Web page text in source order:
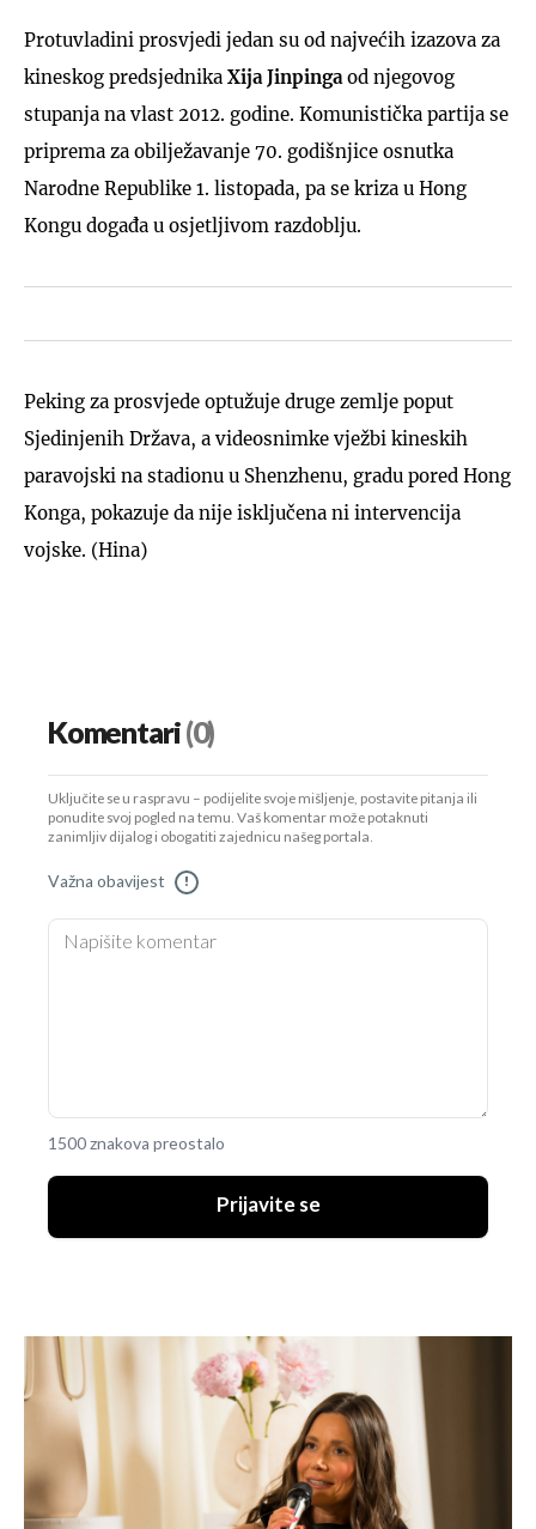
Protuvladini prosvjedi jedan su od najvećih izazova za
kineskog predsjednika Xija Jinpinga od njegovog
stupanja na vlast 2012. godine. Komunistička partija se
priprema za obilježavanje 70. godišnjice osnutka
Narodne Republike 1. listopada, pa se kriza u Hong
Kongu događa u osjetljivom razdoblju.
Peking za prosvjede optužuje druge zemlje poput
Sjedinjenih Država, a videosnimke vježbi kineskih
paravojski na stadionu u Shenzhenu, gradu pored Hong
Konga, pokazuje da nije isključena ni intervencija
vojske. (Hina)
Komentari(0)
Uključite se u raspravu – podijelite svoje mišljenje, postavite pitanja ili
ponudite svoj pogled na temu. Vaš komentar može potaknuti
zanimljiv dijalog i obogatiti zajednicu našeg portala.
Važna obavijest !
1500 znakova preostalo
Prijavite se